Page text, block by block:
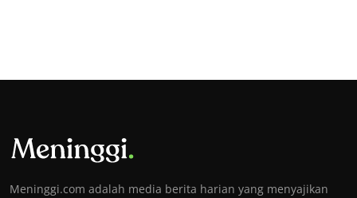
Meninggi.com adalah media berita harian yang menyajikan